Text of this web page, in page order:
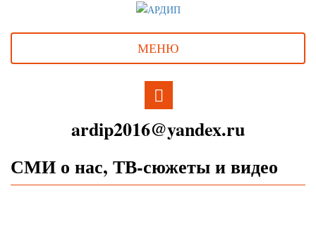
МЕНЮ
ardip2016@yandex.ru
СМИ о нас, ТВ-сюжеты и видео